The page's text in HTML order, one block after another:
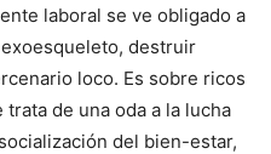
laboral se ve obligado a
destruir
loco. Es sobre ricos
de una oda a la lucha
del bien-estar,